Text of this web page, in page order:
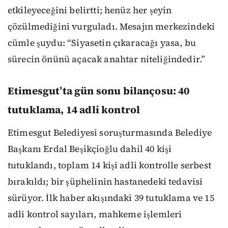
etkileyeceğini belirtti; henüz her şeyin
çözülmediğini vurguladı. Mesajın merkezindeki
cümle şuydu: “Siyasetin çıkaracağı yasa, bu
sürecin önünü açacak anahtar niteliğindedir.”
Etimesgut’ta gün sonu bilançosu: 40
tutuklama, 14 adli kontrol
Etimesgut Belediyesi soruşturmasında Belediye
Başkanı Erdal Beşikçioğlu dahil 40 kişi
tutuklandı, toplam 14 kişi adli kontrolle serbest
bırakıldı; bir şüphelinin hastanedeki tedavisi
sürüyor. İlk haber akışındaki 39 tutuklama ve 15
adli kontrol sayıları, mahkeme işlemleri